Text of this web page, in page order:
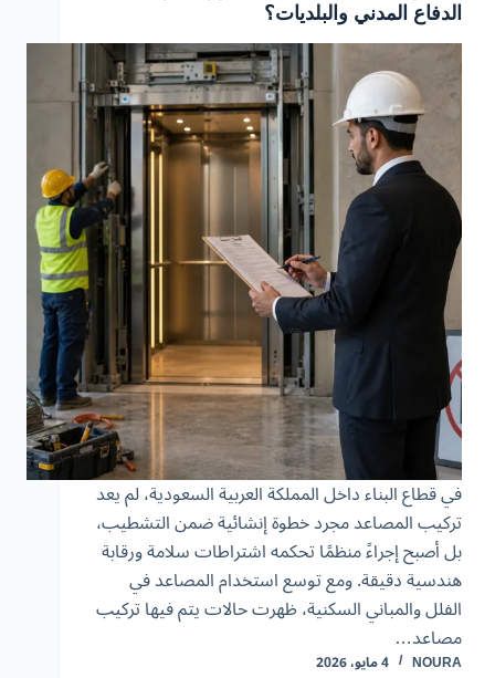
الدفاع المدني والبلديات؟
في قطاع البناء داخل المملكة العربية السعودية، لم يعد
تركيب المصاعد مجرد خطوة إنشائية ضمن التشطيب،
بل أصبح إجراءً منظمًا تحكمه اشتراطات سلامة ورقابة
هندسية دقيقة. ومع توسع استخدام المصاعد في
الفلل والمباني السكنية، ظهرت حالات يتم فيها تركيب
مصاعد…
NOURA 4 مايو، 2026